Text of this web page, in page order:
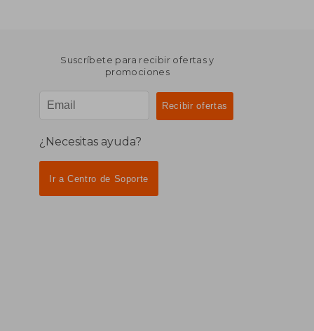
Suscríbete para recibir ofertas y
promociones
¿Necesitas ayuda?
Ir a Centro de Soporte